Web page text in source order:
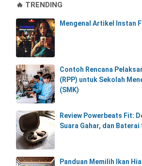
🔥 TRENDING
Mengenal Artikel Instan
Contoh Rencana
(RPP) untuk Sekolah
(SMK)
Review Powerbeats Fit:
Suara Gahar, dan Baterai
Panduan Memilih Ikan